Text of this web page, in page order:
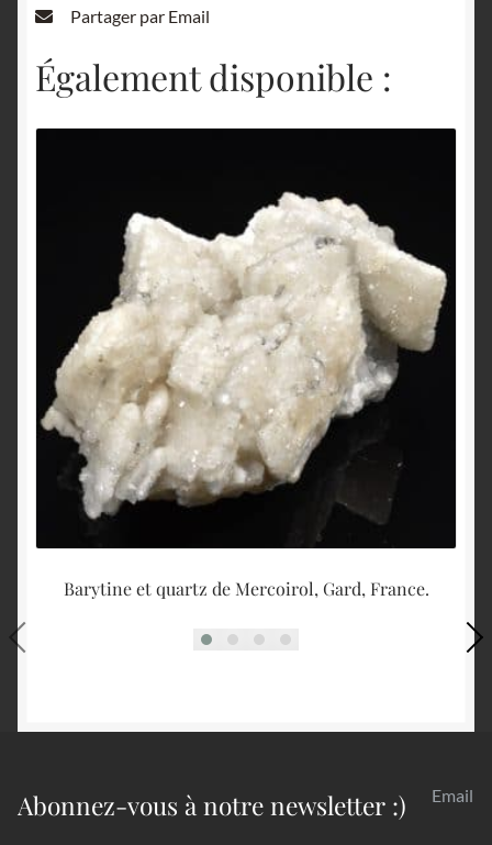
Partager par Email
Également disponible :
Barytine et quartz de Mercoirol, Gard, France.
Abonnez-vous à notre newsletter :) Email